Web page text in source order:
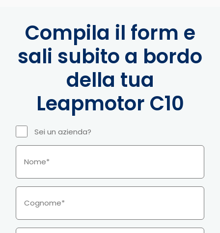
Compila il form e
sali subito a bordo
della tua
Leapmotor C10
Sei un azienda?